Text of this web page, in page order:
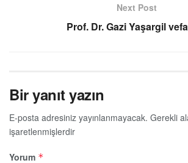
Next Post
Prof. Dr. Gazi Yaşargil
Bir yanıt yazın
E-posta adresiniz yayınlanmayacak. Gerekli
işaretlenmişlerdir
Yorum *